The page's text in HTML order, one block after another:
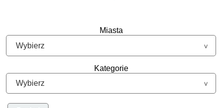
Miasta
Kategorie